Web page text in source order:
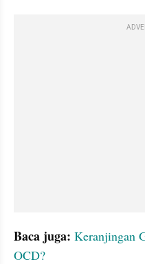
Baca juga: Keranjingan
OCD?